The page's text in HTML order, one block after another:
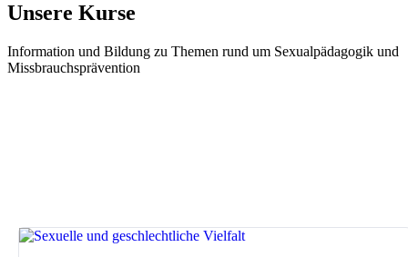
Unsere Kurse
Information und Bildung zu Themen rund um Sexualpädagogik und
Missbrauchsprävention